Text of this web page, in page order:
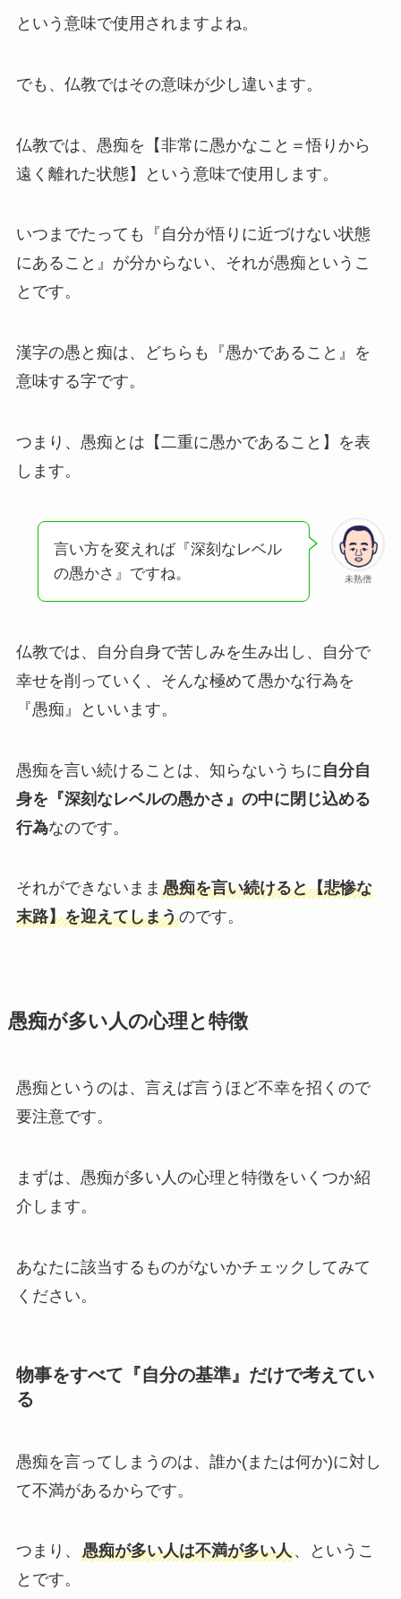
という意味で使用されますよね。
でも、仏教ではその意味が少し違います。
仏教では、愚痴を【非常に愚かなこと＝悟りから
遠く離れた状態】という意味で使用します。
いつまでたっても『自分が悟りに近づけない状態
にあること』が分からない、それが愚痴というこ
とです。
漢字の愚と痴は、どちらも『愚かであること』を
意味する字です。
つまり、愚痴とは【二重に愚かであること】を表
します。
未熟僧
言い方を変えれば『深刻なレベル
の愚かさ』ですね。
仏教では、自分自身で苦しみを生み出し、自分で
幸せを削っていく、そんな極めて愚かな行為を
『愚痴』といいます。
愚痴を言い続けることは、知らないうちに 自分自
身を『深刻なレベルの愚かさ』の中に閉じ込める
行為なのです。
それができないまま 愚痴を言い続けると【悲惨な
末路】を迎えてしまうのです。
愚痴が多い人の心理と特徴
愚痴というのは、言えば言うほど不幸を招くので
要注意です。
まずは、愚痴が多い人の心理と特徴をいくつか紹
介します。
あなたに該当するものがないかチェックしてみて
ください。
物事をすべて『自分の基準』だけで考えてい
る
愚痴を言ってしまうのは、誰か(または何か)に対し
て不満があるからです。
つまり、 愚痴が多い人は不満が多い人、というこ
とです。